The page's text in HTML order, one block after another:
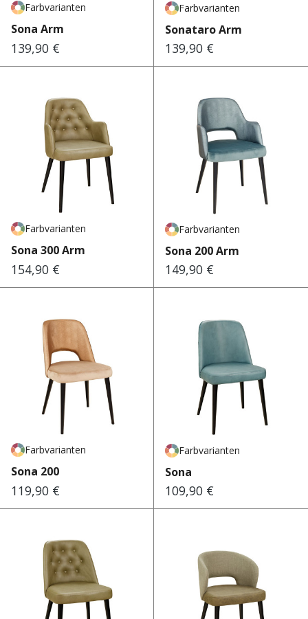
Farbvarianten
Sona Arm
Regulärer Preis:
139,90 €
Farbvarianten
Sonataro Arm
Regulärer Preis:
139,90 €
Farbvarianten
Sona 300 Arm
Regulärer Preis:
154,90 €
Farbvarianten
Sona 200 Arm
Regulärer Preis:
149,90 €
Farbvarianten
Sona 200
Regulärer Preis:
119,90 €
Farbvarianten
Sona
Regulärer Preis:
109,90 €